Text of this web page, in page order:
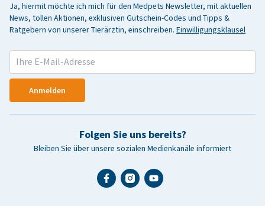
Ja, hiermit möchte ich mich für den Medpets Newsletter, mit aktuellen
News, tollen Aktionen, exklusiven Gutschein-Codes und Tipps &
Ratgebern von unserer Tierärztin, einschreiben. Einwilligungsklausel
Anmelden
Folgen Sie uns bereits?
Bleiben Sie über unsere sozialen Medienkanäle informiert